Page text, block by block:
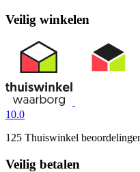
Veilig winkelen
10.0
125 Thuiswinkel
Veilig betalen